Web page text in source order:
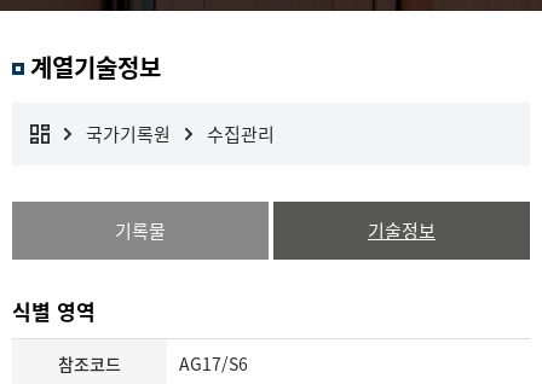
계열기술정보
국가기록원 수집관리
기록물 기술정보
식별 영역
참조코드 AG17/S6